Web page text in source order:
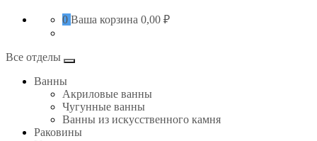
0 Ваша корзина 0,00 ₽
Все отделы
Ванны
Акриловые ванны
Чугунные ванны
Ванны из искусственного камня
Раковины